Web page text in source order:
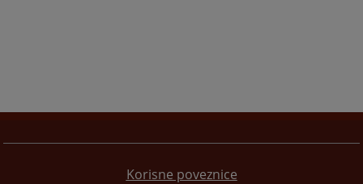
Korisne poveznice